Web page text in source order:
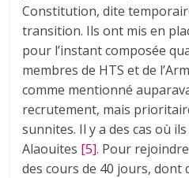
Constitution, dite
transition. Ils ont mis en
pour l’instant composée
membres de HTS et de
comme mentionné
recrutement, mais
sunnites. Il y a des cas où
Alaouites [5]. Pour
des cours de 40 jours, dont